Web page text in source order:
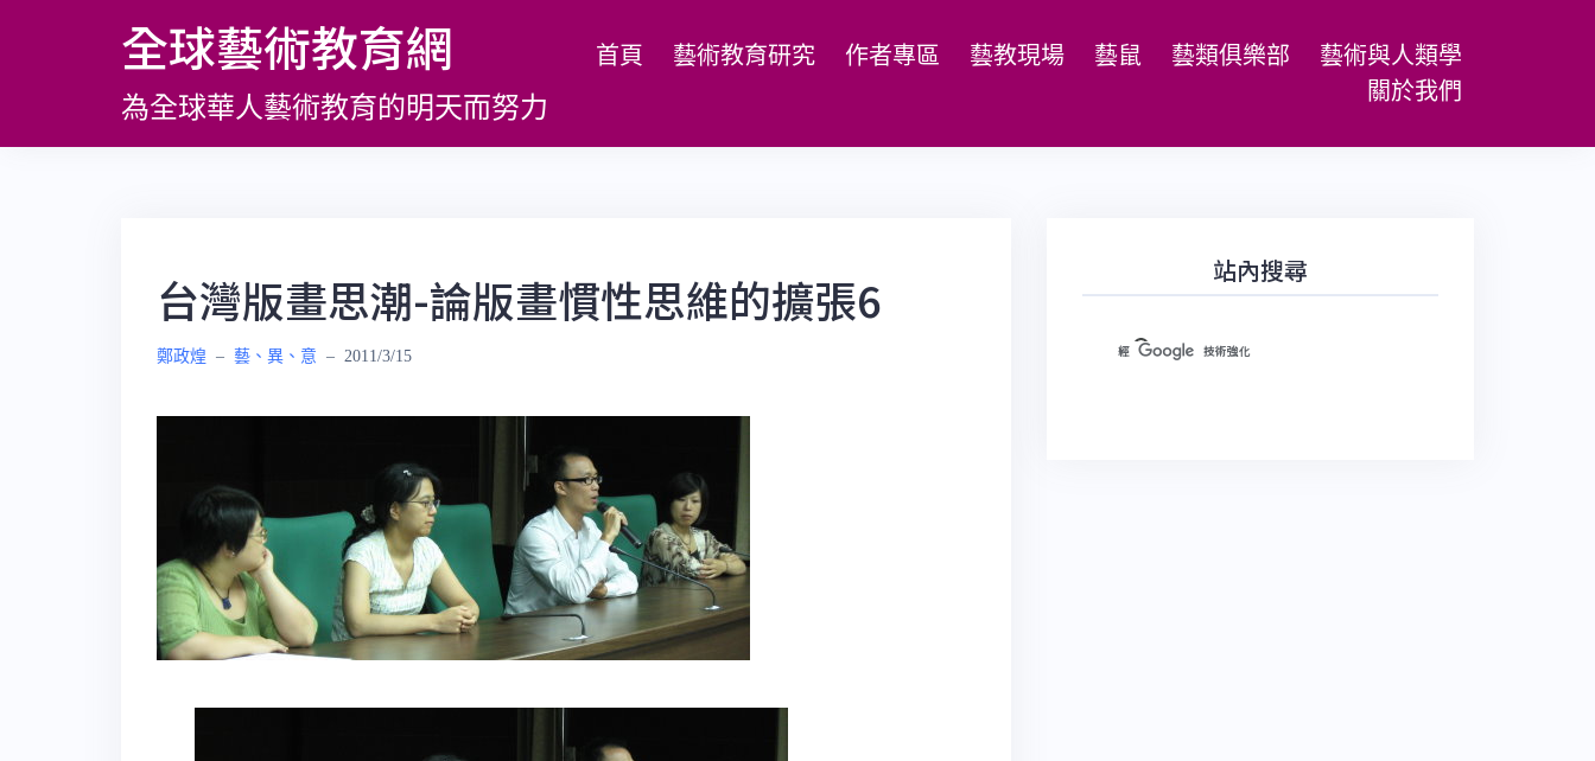
全球藝術教育網
為全球華人藝術教育的明天而努力
首頁 藝術教育研究 作者專區 藝教現場 藝鼠 藝類俱樂部
藝術與人類學
關於我們
台灣版畫思潮-論版畫慣性思維的擴張6
鄭政煌 – 藝、異、意 – 2011/3/15
站內搜尋